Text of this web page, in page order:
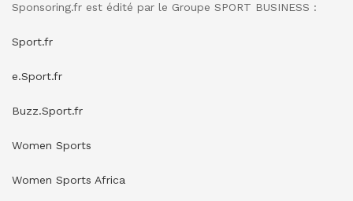
Sponsoring.fr est édité par le Groupe SPORT BUSINESS :
Sport.fr
e.Sport.fr
Buzz.Sport.fr
Women Sports
Women Sports Africa